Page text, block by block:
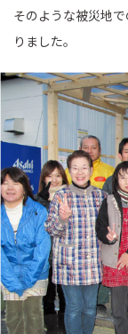
そのような被災地
りました。